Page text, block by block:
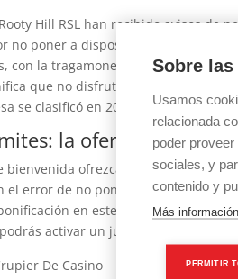
Hill RSL han recibido avisos de
no poner a disposición detalles de
con la tragamonedas Avalon tan
que no disfrutará de ningún
se clasificó en 2023 como la
la oferta de
ofrezca cinco veces las
el error de no ponerse un límite.
en este establecimiento.
activar un juego de apuestas.
De Casino
Sobre
Usamos
relacionada
poder
sociales, y
contenido y
Más información
PERMITIR